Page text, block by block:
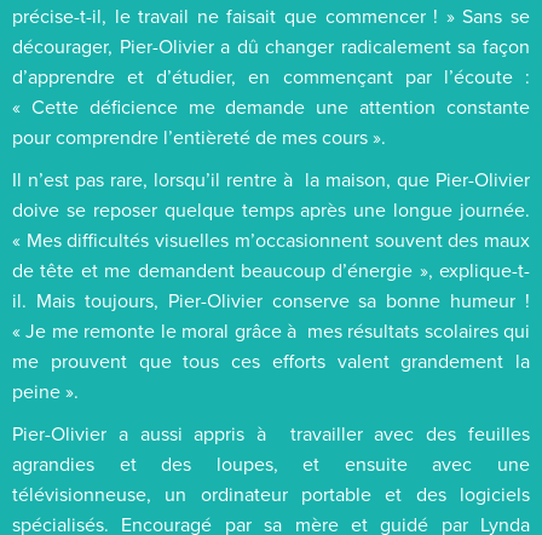
précise-t-il, le travail ne faisait que commencer ! » Sans se
décourager, Pier-Olivier a dû changer radicalement sa façon
d’apprendre et d’étudier, en commençant par l’écoute :
« Cette déficience me demande une attention constante
pour comprendre l’entièreté de mes cours ».
Il n’est pas rare, lorsqu’il rentre à la maison, que Pier-Olivier
doive se reposer quelque temps après une longue journée.
« Mes difficultés visuelles m’occasionnent souvent des maux
de tête et me demandent beaucoup d’énergie », explique-t-
il. Mais toujours, Pier-Olivier conserve sa bonne humeur !
« Je me remonte le moral grâce à mes résultats scolaires qui
me prouvent que tous ces efforts valent grandement la
peine ».
Pier-Olivier a aussi appris à travailler avec des feuilles
agrandies et des loupes, et ensuite avec une
télévisionneuse, un ordinateur portable et des logiciels
spécialisés. Encouragé par sa mère et guidé par Lynda